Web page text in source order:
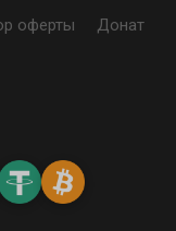
оферты Донат